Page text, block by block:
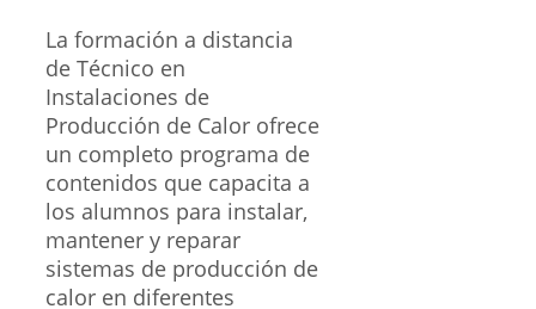
La formación a distancia
de Técnico en
Instalaciones de
Producción de Calor ofrece
un completo programa de
contenidos que capacita a
los alumnos para instalar,
mantener y reparar
sistemas de producción de
calor en diferentes